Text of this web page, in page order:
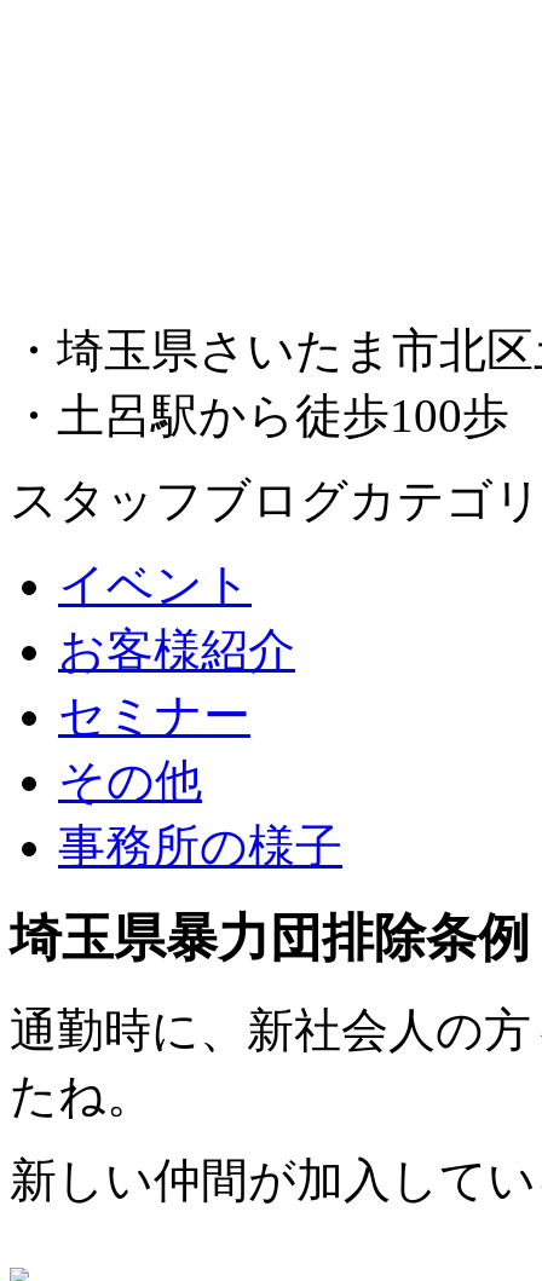
・埼玉県さいたま市北
・土呂駅から徒歩100歩
スタッフブログカテゴ
イベント
お客様紹介
セミナー
その他
事務所の様子
埼玉県暴力団排除条例
通勤時に、新社会人の
たね。
新しい仲間が加入して